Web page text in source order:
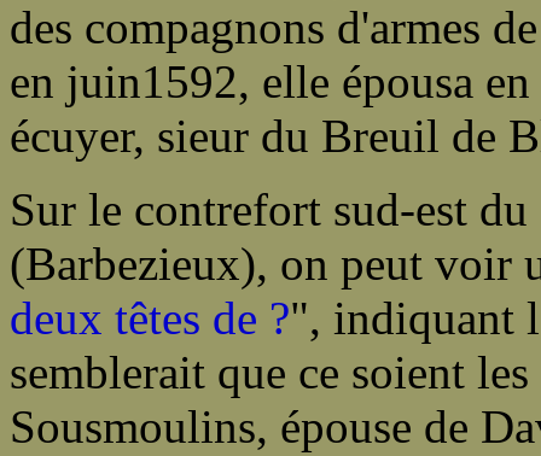
des compagnons d'armes
en juin1592, elle épousa
écuyer, sieur du Breuil de
Sur le contrefort sud-est
(Barbezieux), on peut voir
deux têtes de ?", indiquant
semblerait que ce soient
Sousmoulins, épouse de